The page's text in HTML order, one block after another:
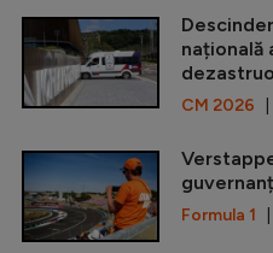
națională
CM 2026 |
Formula 1